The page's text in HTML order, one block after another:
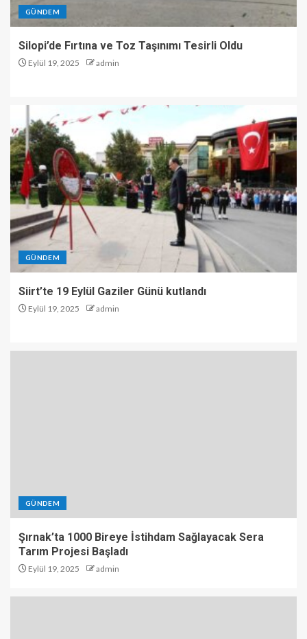
GÜNDEM
Silopi’de Fırtına ve Toz Taşınımı Tesirli Oldu
Eylül 19, 2025 admin
GÜNDEM
Siirt’te 19 Eylül Gaziler Günü kutlandı
Eylül 19, 2025 admin
GÜNDEM
Şırnak’ta 1000 Bireye İstihdam Sağlayacak Sera
Tarım Projesi Başladı
Eylül 19, 2025 admin